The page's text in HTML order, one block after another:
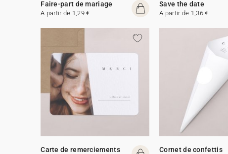
Faire-part de mariage
A partir de 1,29 €
Save the date
A partir de 1,36 €
Carte de remerciements Cornet de confettis